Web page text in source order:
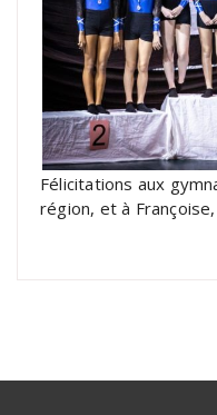
Félicitations aux
région, et à